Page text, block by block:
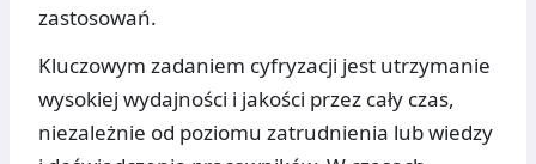
zastosowań.
Kluczowym zadaniem cyfryzacji jest utrzymanie
wysokiej wydajności i jakości przez cały czas,
niezależnie od poziomu zatrudnienia lub wiedzy